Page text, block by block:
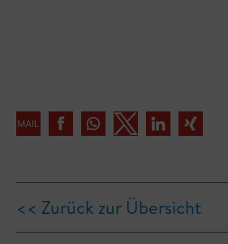
<< Zurück zur Übersicht